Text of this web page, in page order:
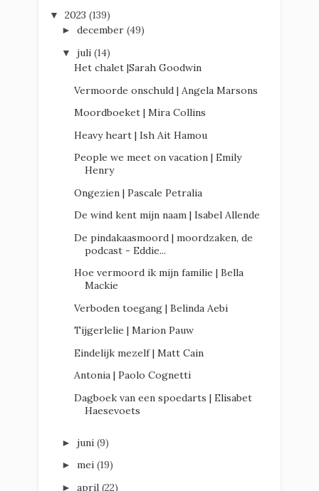
▼ 2023 (139)
► december (49)
▼ juli (14)
Het chalet |Sarah Goodwin
Vermoorde onschuld | Angela Marsons
Moordboeket | Mira Collins
Heavy heart | Ish Ait Hamou
People we meet on vacation | Emily
Henry
Ongezien | Pascale Petralia
De wind kent mijn naam | Isabel Allende
De pindakaasmoord | moordzaken, de
podcast - Eddie...
Hoe vermoord ik mijn familie | Bella
Mackie
Verboden toegang | Belinda Aebi
Tijgerlelie | Marion Pauw
Eindelijk mezelf | Matt Cain
Antonia | Paolo Cognetti
Dagboek van een spoedarts | Elisabet
Haesevoets
► juni (9)
► mei (19)
► april (22)